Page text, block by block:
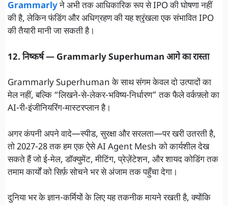
Grammarlyने अभी तक आधिकारिक रूप से IPO की घोषणा नहीं
की है, लेकिन फंडिंग और अधिग्रहण की यह श्रृंखला एक संभावित IPO
की तैयारी मानी जा सकती है।
12. निष्कर्ष — Grammarly Superhuman आगे का रास्ता
Grammarly Superhuman के साथ संगम केवल दो उत्पादों का
मेल नहीं, बल्कि “लिखने-से-लेकर-भविष्य-निर्धारण” तक फैले वर्कफ़्लो का
AI-री-इंजीनियरिंग-मास्टरप्लान है।
अगर कंपनी अपने वादे—स्पीड, सुरक्षा और सरलता—पर खरी उतरती है,
तो 2027-28 तक हम एक ऐसे AI Agent Mesh को कार्यशील देख
सकते हैं जो ई-मेल, डॉक्युमेंट, मीटिंग, प्रेज़ेंटेशन, और शायद कोडिंग तक
तमाम कार्यों को सिर्फ़ सोचने भर से अंजाम तक पहुँचा देगा।
दुनिया भर के ज्ञान-कर्मियों के लिए यह तकनीक मायने रखती है, क्योंकि